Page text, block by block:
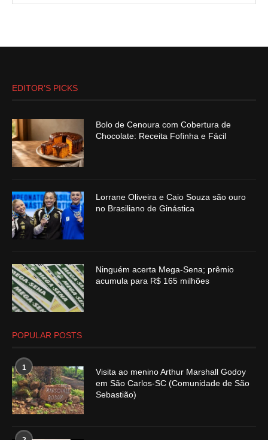
EDITOR’S PICKS
Bolo de Cenoura com Cobertura de
Chocolate: Receita Fofinha e Fácil
Lorrane Oliveira e Caio Souza são ouro
no Brasiliano de Ginástica
Ninguém acerta Mega-Sena; prêmio
acumula para R$ 165 milhões
POPULAR POSTS
1
Visita ao menino Arthur Marshall Godoy
em São Carlos-SC (Comunidade de São
Sebastião)